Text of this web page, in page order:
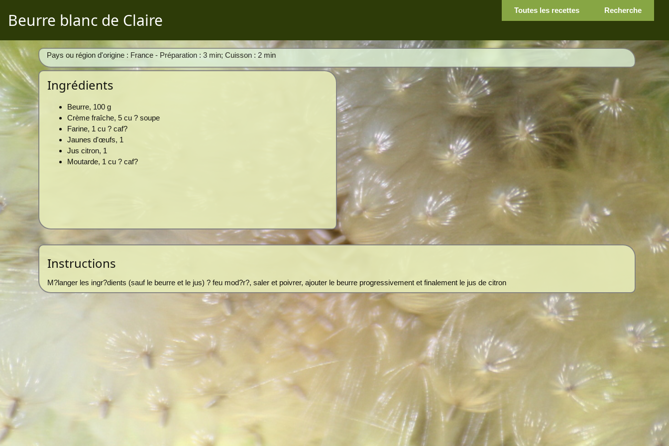
Beurre blanc de Claire Toutes les recettes Recherche
Pays ou région d'origine : France - Préparation : 3 min; Cuisson : 2 min
Ingrédients
Beurre, 100 g
Crème fraîche, 5 cu ? soupe
Farine, 1 cu ? caf?
Jaunes d'œufs, 1
Jus citron, 1
Moutarde, 1 cu ? caf?
Instructions
M?langer les ingr?dients (sauf le beurre et le jus) ? feu mod?r?, saler et poivrer, ajouter le beurre progressivement et finalement le jus de citron